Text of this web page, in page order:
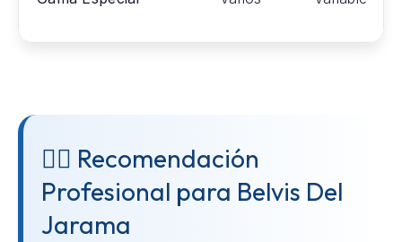
👨‍⚕️ Recomendación
Profesional para Belvis Del
Jarama